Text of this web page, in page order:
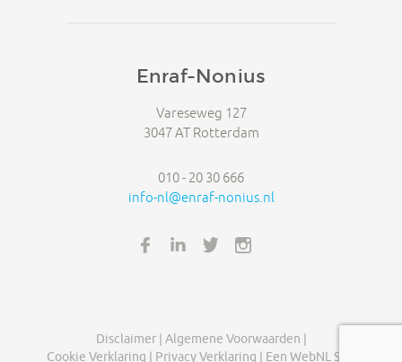
Enraf-Nonius
Vareseweg 127
3047 AT Rotterdam
010 - 20 30 666
info-nl@enraf-nonius.nl
FACEBOOK
LINKEDINTWITTER
Disclaimer | Algemene Voorwaarden |
Cookie Verklaring | Privacy Verklaring | Een WebNL Site